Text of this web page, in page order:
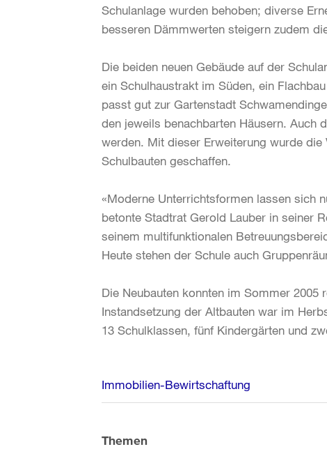
Schulanlage wurden behoben; diverse
besseren Dämmwerten steigern zudem
Die beiden neuen Gebäude auf der
ein Schulhaustrakt im Süden, ein
passt gut zur Gartenstadt
den jeweils benachbarten Häusern. Auch
werden. Mit dieser Erweiterung wurde
Schulbauten geschaffen.
«Moderne Unterrichtsformen lassen sich
betonte Stadtrat Gerold Lauber in seiner
seinem multifunktionalen
Heute stehen der Schule auch
Die Neubauten konnten im Sommer
Instandsetzung der Altbauten war im
13 Schulklassen, fünf Kindergärten und
Weitere
Informationen
Immobilien-Bewirtschaftung
Themen